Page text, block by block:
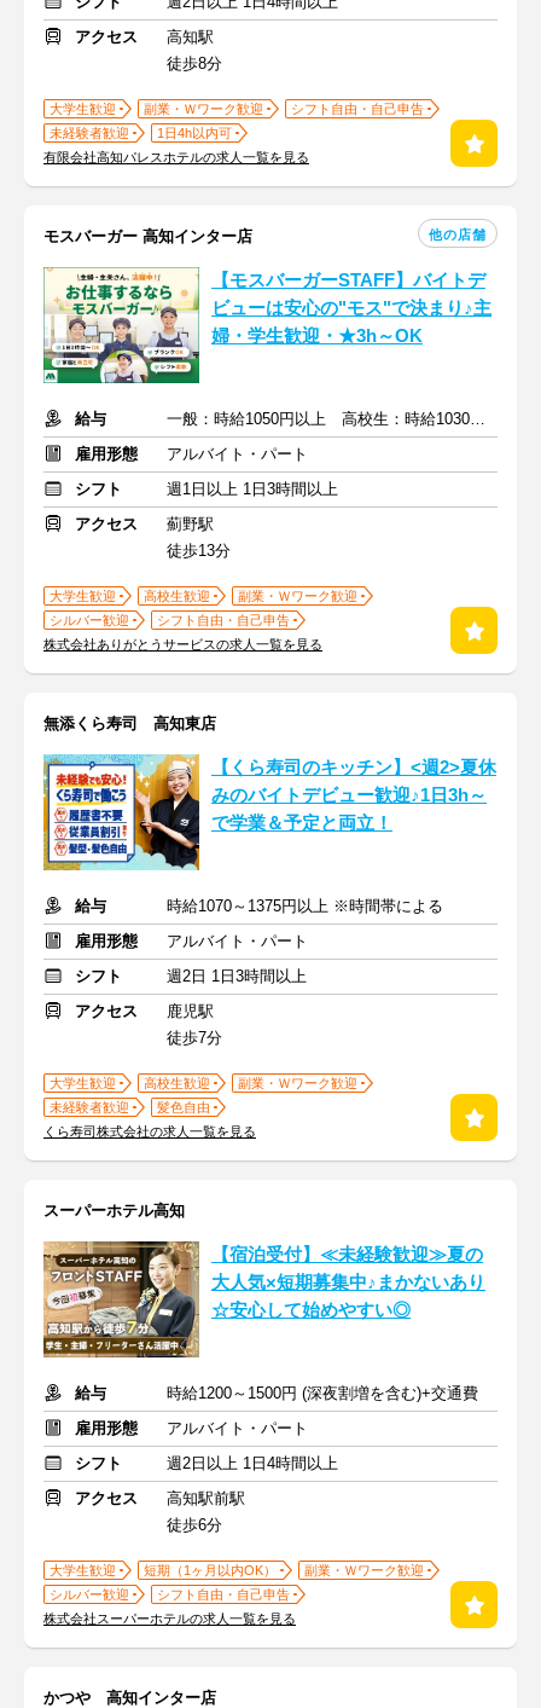
アクセス
高知駅
徒歩8分
大学生歓迎 副業・Ｗワーク歓迎
シフト自由・自己申告
未経験者歓迎
1日4h以内可
有限会社高知パレスホテルの求人一覧を見る
モスバーガー 高知インター店 他の店舗
【モスバーガーSTAFF】バイトデ
ビューは安心の"モス"で決まり♪主
婦・学生歓迎・★3h～OK
給与
一般：時給1050円以上 高校生：時給1030円以上
雇用形態
アルバイト・パート
シフト
週1日以上 1日3時間以上
アクセス
薊野駅
徒歩13分
大学生歓迎 高校生歓迎
副業・Ｗワーク歓迎
シルバー歓迎
シフト自由・自己申告
株式会社ありがとうサービスの求人一覧を見る
無添くら寿司 高知東店
【くら寿司のキッチン】<週2>夏休
みのバイトデビュー歓迎♪1日3h～
で学業＆予定と両立！
給与
時給1070～1375円以上 ※時間帯による
雇用形態
アルバイト・パート
シフト
週2日 1日3時間以上
アクセス
鹿児駅
徒歩7分
大学生歓迎 高校生歓迎
副業・Ｗワーク歓迎
未経験者歓迎
髪色自由
くら寿司株式会社の求人一覧を見る
スーパーホテル高知
【宿泊受付】≪未経験歓迎≫夏の
大人気×短期募集中♪まかないあり
☆安心して始めやすい◎
給与
時給1200～1500円 (深夜割増を含む)+交通費
雇用形態
アルバイト・パート
シフト
週2日以上 1日4時間以上
アクセス
高知駅前駅
徒歩6分
大学生歓迎 短期（1ヶ月以内OK）
副業・Ｗワーク歓迎
シルバー歓迎
シフト自由・自己申告
株式会社スーパーホテルの求人一覧を見る
かつや 高知インター店